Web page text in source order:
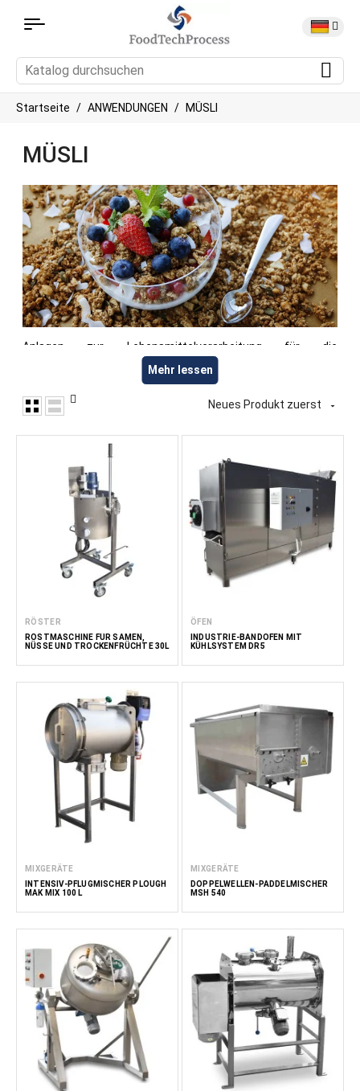
Startseite ANWENDUNGEN MÜSLI
MÜSLI
Anlagen zur Lebensmittelverarbeitung für die
Müsliherstellung, einschließlich Anlagen zum Mischen,
Formen, Erhitzen und Verarbeiten von Getreide,
Trockenfrüchten, Nüssen, Samen und anderen Zutaten.
Diese Anlagen eignen sich für die Herstellung von Müsli und
Getreideprodukten sowie Müsliriegeln. FoodTechProcess
bietet Anlagen für Lebensmittelproduzenten,
Getreidehersteller, Gastronomiebetriebe und Großküchen.
Lese
Mehr lessen
Neues Produkt zuerst 
RÖSTER
RÖSTMASCHINE FÜR SAMEN,
NÜSSE UND TROCKENFRÜCHTE 30L
ÖFEN
INDUSTRIE-BANDOFEN MIT
KÜHLSYSTEM DR5
MIXGERÄTE
INTENSIV-PFLUGMISCHER PLOUGH
MAK MIX 100 L
MIXGERÄTE
DOPPELWELLEN-PADDELMISCHER
MSH 540